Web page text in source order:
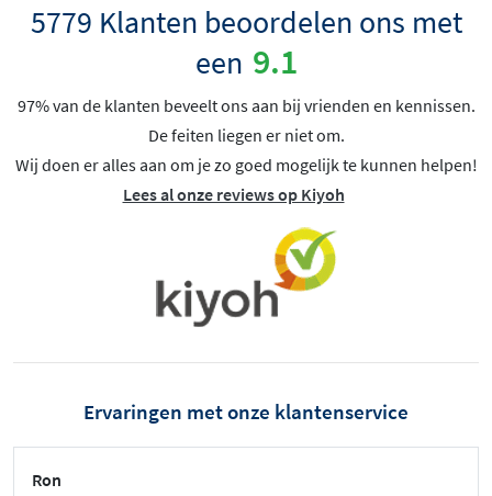
5779 Klanten beoordelen ons met
een 9.1
97% van de klanten beveelt ons aan bij vrienden en kennissen.
De feiten liegen er niet om.
Wij doen er alles aan om je zo goed mogelijk te kunnen helpen!
Lees al onze reviews op Kiyoh
Ervaringen met onze klantenservice
Ron